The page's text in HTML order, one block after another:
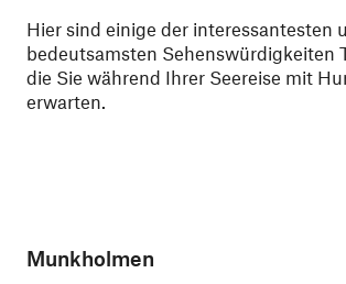
Hier sind einige der interessantesten
bedeutsamsten Sehenswürdigkeiten
die Sie während Ihrer Seereise mit
erwarten.
Munkholmen